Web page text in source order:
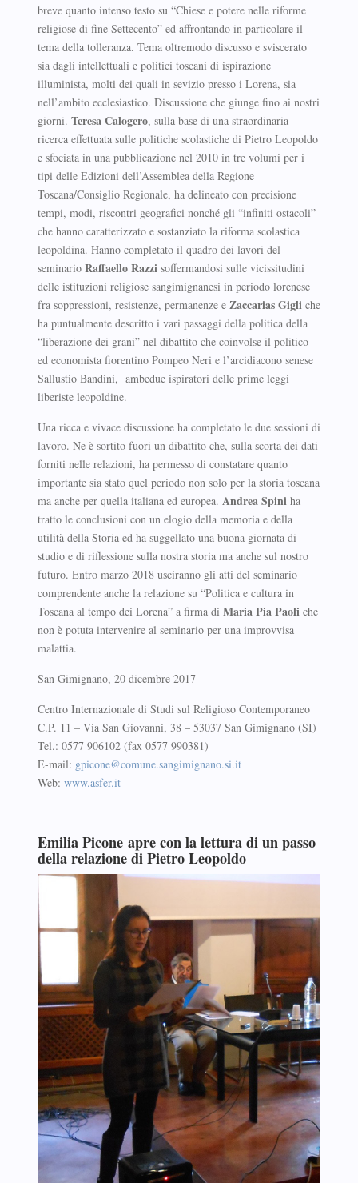
breve quanto intenso testo su “Chiese e potere nelle riforme
religiose di fine Settecento” ed affrontando in particolare il
tema della tolleranza. Tema oltremodo discusso e sviscerato
sia dagli intellettuali e politici toscani di ispirazione
illuminista, molti dei quali in sevizio presso i Lorena, sia
nell’ambito ecclesiastico. Discussione che giunge fino ai nostri
giorni. Teresa Calogero, sulla base di una straordinaria
ricerca effettuata sulle politiche scolastiche di Pietro Leopoldo
e sfociata in una pubblicazione nel 2010 in tre volumi per i
tipi delle Edizioni dell’Assemblea della Regione
Toscana/Consiglio Regionale, ha delineato con precisione
tempi, modi, riscontri geografici nonché gli “infiniti ostacoli”
che hanno caratterizzato e sostanziato la riforma scolastica
leopoldina. Hanno completato il quadro dei lavori del
seminario Raffaello Razzi soffermandosi sulle vicissitudini
delle istituzioni religiose sangimignanesi in periodo lorenese
fra soppressioni, resistenze, permanenze e Zaccarias Gigli che
ha puntualmente descritto i vari passaggi della politica della
“liberazione dei grani” nel dibattito che coinvolse il politico
ed economista fiorentino Pompeo Neri e l’arcidiacono senese
Sallustio Bandini, ambedue ispiratori delle prime leggi
liberiste leopoldine.
Una ricca e vivace discussione ha completato le due sessioni di
lavoro. Ne è sortito fuori un dibattito che, sulla scorta dei dati
forniti nelle relazioni, ha permesso di constatare quanto
importante sia stato quel periodo non solo per la storia toscana
ma anche per quella italiana ed europea. Andrea Spini ha
tratto le conclusioni con un elogio della memoria e della
utilità della Storia ed ha suggellato una buona giornata di
studio e di riflessione sulla nostra storia ma anche sul nostro
futuro. Entro marzo 2018 usciranno gli atti del seminario
comprendente anche la relazione su “Politica e cultura in
Toscana al tempo dei Lorena” a firma di Maria Pia Paoli che
non è potuta intervenire al seminario per una improvvisa
malattia.
San Gimignano, 20 dicembre 2017
Centro Internazionale di Studi sul Religioso Contemporaneo
C.P. 11 – Via San Giovanni, 38 – 53037 San Gimignano (SI)
Tel.: 0577 906102 (fax 0577 990381)
E-mail: gpicone@comune.sangimignano.si.it
Web: www.asfer.it
Emilia Picone apre con la lettura di un passo
della relazione di Pietro Leopoldo